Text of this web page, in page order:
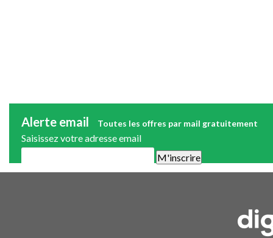
Alerte email Toutes les offres par mail gratuitement
Saisissez votre adresse email